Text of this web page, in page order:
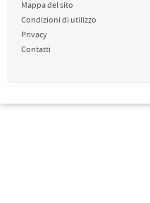
Mappa del sito
Condizioni di utilizzo
Privacy
Contatti